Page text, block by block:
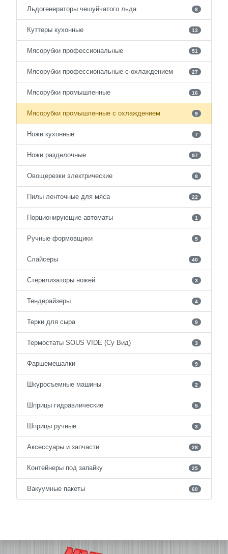
Льдогенераторы чешуйчатого льда 8
Куттеры кухонные 13
Мясорубки профессиональные 51
Мясорубки профессиональные с охлаждением 27
Мясорубки промышленные 16
Мясорубки промышленные с охлаждением 9
Ножи кухонные 7
Ножи разделочные 97
Овощерезки электрические 8
Пилы ленточные для мяса 22
Порционирующие автоматы 1
Ручные формовщики 5
Слайсеры 40
Стерилизаторы ножей 3
Тендерайзеры 4
Терки для сыра 9
Термостаты SOUS VIDE (Су Вид) 3
Фаршемешалки 9
Шкуросъемные машины 2
Шприцы гидравлические 5
Шприцы ручные 3
Аксессуары и запчасти 28
Контейнеры под запайку 25
Вакуумные пакеты 60